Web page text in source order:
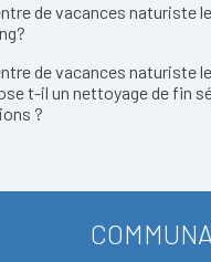
de vacances naturiste
de vacances naturiste
t-il un nettoyage de fin
?